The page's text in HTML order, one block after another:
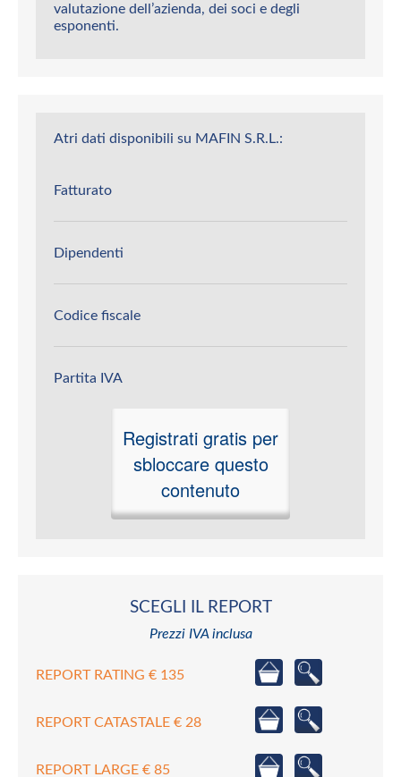
valutazione dell’azienda, dei soci e degli
esponenti.
Atri dati disponibili su MAFIN S.R.L.:
Fatturato
Dipendenti
Codice fiscale
Partita IVA
Registrati gratis per
sbloccare questo
contenuto
SCEGLI IL REPORT
Prezzi IVA inclusa
REPORT RATING € 135
REPORT CATASTALE € 28
REPORT LARGE € 85